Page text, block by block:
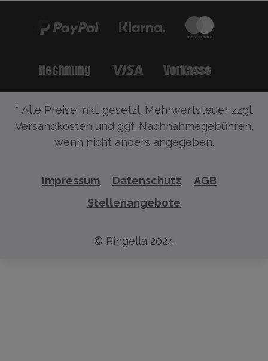
* Alle Preise inkl. gesetzl. Mehrwertsteuer zzgl.
Versandkosten und ggf. Nachnahmegebühren,
wenn nicht anders angegeben.
Impressum Datenschutz
AGB
Stellenangebote
© Ringella 2024